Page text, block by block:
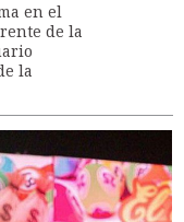
en el
de la
la